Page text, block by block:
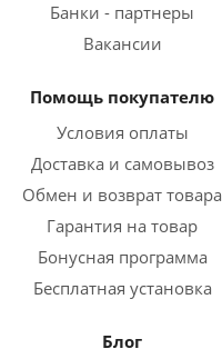
Банки - партнеры
Вакансии
Помощь покупателю
Условия оплаты
Доставка и самовывоз
Обмен и возврат товара
Гарантия на товар
Бонусная программа
Бесплатная установка
Блог